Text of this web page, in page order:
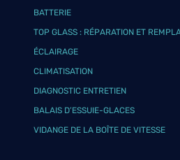
BATTERIE
TOP GLASS : RÉPARATION ET
ÉCLAIRAGE
CLIMATISATION
DIAGNOSTIC ENTRETIEN
BALAIS D’ESSUIE-GLACES
VIDANGE DE LA BOÎTE DE VITESSE